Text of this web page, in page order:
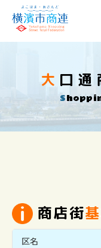
大口
商店街基
区名